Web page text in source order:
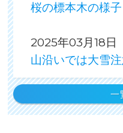
桜の標本木の様子
2025年03月18日
山沿いでは大雪
一